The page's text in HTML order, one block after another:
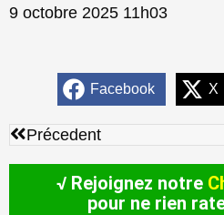
9 octobre 2025 11h03
Facebook X
Précédent
Précedent
√ Rejoignez notre
pour ne rien